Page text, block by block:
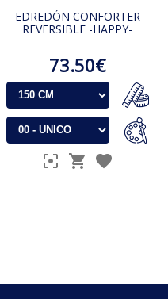
EDREDÓN CONFORTER
REVERSIBLE -HAPPY-
73.50€